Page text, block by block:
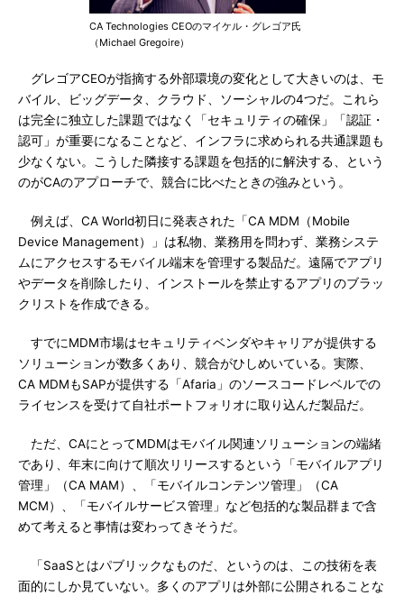
CA Technologies CEOのマイケル・グレゴア氏
（Michael Gregoire）
グレゴアCEOが指摘する外部環境の変化として大きいのは、モ
バイル、ビッグデータ、クラウド、ソーシャルの4つだ。これら
は完全に独立した課題ではなく「セキュリティの確保」「認証・
認可」が重要になることなど、インフラに求められる共通課題も
少なくない。こうした隣接する課題を包括的に解決する、という
のがCAのアプローチで、競合に比べたときの強みという。
例えば、CA World初日に発表された「CA MDM（Mobile
Device Management）」は私物、業務用を問わず、業務システ
ムにアクセスするモバイル端末を管理する製品だ。遠隔でアプリ
やデータを削除したり、インストールを禁止するアプリのブラッ
クリストを作成できる。
すでにMDM市場はセキュリティベンダやキャリアが提供する
ソリューションが数多くあり、競合がひしめいている。実際、
CA MDMもSAPが提供する「Afaria」のソースコードレベルでの
ライセンスを受けて自社ポートフォリオに取り込んだ製品だ。
ただ、CAにとってMDMはモバイル関連ソリューションの端緒
であり、年末に向けて順次リリースするという「モバイルアプリ
管理」（CA MAM）、「モバイルコンテンツ管理」（CA
MCM）、「モバイルサービス管理」など包括的な製品群まで含
めて考えると事情は変わってきそうだ。
「SaaSとはパブリックなものだ、というのは、この技術を表
面的にしか見ていない。多くのアプリは外部に公開されることな